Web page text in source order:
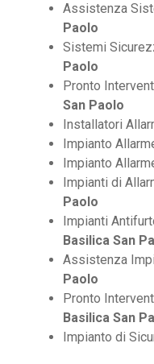
Assistenza
Paolo
Sistemi
Paolo
Pronto
San Paolo
Installatori
Impianto
Impianto
Impianti di
Paolo
Impianti
Basilica San
Assistenza
Paolo
Pronto
Basilica San
Impianto di